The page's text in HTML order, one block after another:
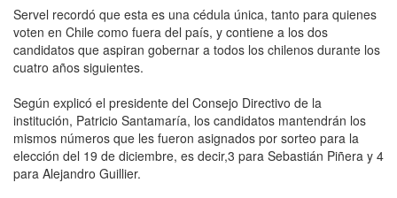
Servel recordó que esta es una cédula única, tanto para quienes
voten en Chile como fuera del país, y contiene a los dos
candidatos que aspiran gobernar a todos los chilenos durante los
cuatro años siguientes.
Según explicó el presidente del Consejo Directivo de la
institución, Patricio Santamaría, los candidatos mantendrán los
mismos números que les fueron asignados por sorteo para la
elección del 19 de diciembre, es decir,3 para Sebastián Piñera y 4
para Alejandro Guillier.